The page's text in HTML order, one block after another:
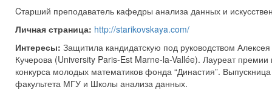
Cтарший преподаватель кафедры анализа данных и
Личная страница: http://starikovskaya.com/
Интересы: Защитила кандидатскую под руководством
Кучерова (University Paris-Est Marne-la-Vallée). Лауреат
конкурса молодых математиков фонда Династия .
факультета МГУ и Школы анализа данных.